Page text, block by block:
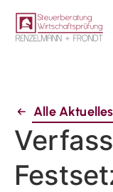
Alle Aktuelles